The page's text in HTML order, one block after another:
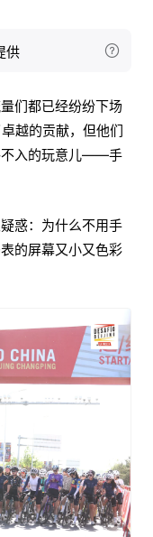
供
们都已经纷纷下场
越的贡献，但他们
不入的玩意儿——手
惑：为什么不用手
的屏幕又小又色彩